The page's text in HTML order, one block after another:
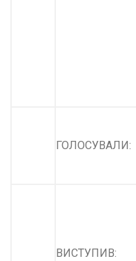
ГОЛОСУВАЛИ:
ВИСТУПИВ: